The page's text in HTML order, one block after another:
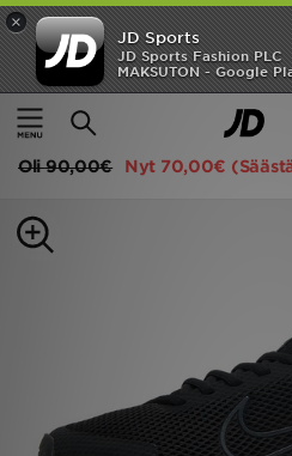
×
JD Sports
JD Sports Fashion PLC
MAKSUTON - Google
Etusivu
Miehet Miesten kengät
Nike Air Max Alpha Trainer 6
Oli90,00€ Nyt 70,00€
Etusivu
Ale
Miehet
Tuotemerkit